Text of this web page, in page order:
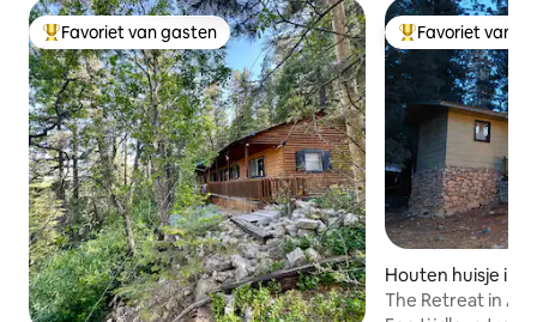
Topfavoriet van gasten
Favoriet van gasten Topfavoriet van
Favoriet van
Houten huisje in
The Retreat in